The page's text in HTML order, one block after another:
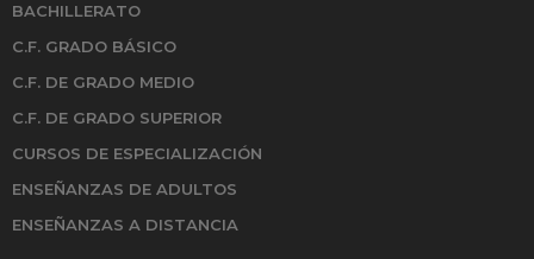
BACHILLERATO
C.F. GRADO BÁSICO
C.F. DE GRADO MEDIO
C.F. DE GRADO SUPERIOR
CURSOS DE ESPECIALIZACIÓN
ENSEÑANZAS DE ADULTOS
ENSEÑANZAS A DISTANCIA